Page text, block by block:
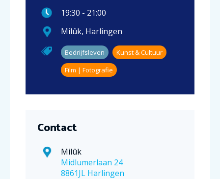
19:30 - 21:00
Milûk, Harlingen
Bedrijfsleven
Kunst & Cultuur
Film | Fotografie
Contact
Milûk
Midlumerlaan 24
8861JL Harlingen